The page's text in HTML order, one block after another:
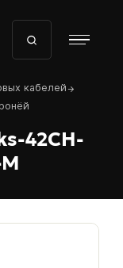
кабелей
42CH-